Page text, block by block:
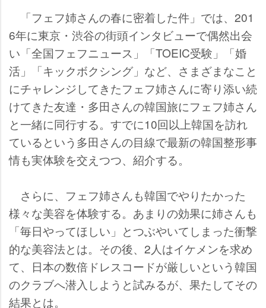
「フェフ姉さんの春に密着した件」では、201
6年に東京・渋谷の街頭インタビューで偶然出会
い「全国フェフニュース」「TOEIC受験」「婚
活」「キックボクシング」など、さまざまなこと
にチャレンジしてきたフェフ姉さんに寄り添い続
けてきた友達・多田さんの韓国旅にフェフ姉さん
と一緒に同行する。すでに10回以上韓国を訪れ
ているという多田さんの目線で最新の韓国整形事
情も実体験を交えつつ、紹介する。
さらに、フェフ姉さんも韓国でやりたかった
様々な美容を体験する。あまりの効果に姉さんも
「毎日やってほしい」とつぶやいてしまった衝撃
的な美容法とは。その後、2人はイケメンを求め
て、日本の数倍ドレスコードが厳しいという韓国
のクラブへ潜入しようと試みるが、果たしてその
結果とは。